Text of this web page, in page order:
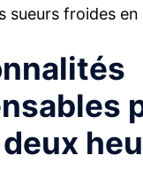
sueurs froides en